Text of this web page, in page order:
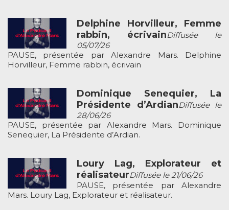
Delphine Horvilleur, Femme
rabbin, écrivainDiffusée le
05/07/26
PAUSE, présentée par Alexandre Mars. Delphine
Horvilleur, Femme rabbin, écrivain
Dominique Senequier, La
Présidente d’ArdianDiffusée le
28/06/26
PAUSE, présentée par Alexandre Mars. Dominique
Senequier, La Présidente d’Ardian.
Loury Lag, Explorateur et
réalisateurDiffusée le 21/06/26
PAUSE, présentée par Alexandre
Mars. Loury Lag, Explorateur et réalisateur.